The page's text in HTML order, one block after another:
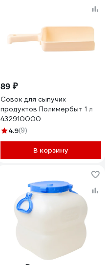
89 ₽
Совок для сыпучих
продуктов Полимербыт 1 л
432910000
4.9(9)
В корзину